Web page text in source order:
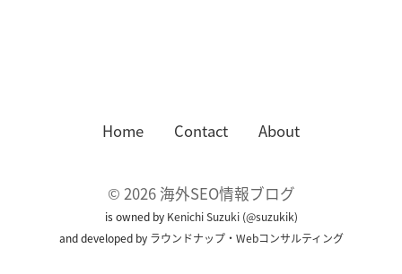
Home Contact About
© 2026 海外SEO情報ブログ
is owned by Kenichi Suzuki(@suzukik)
and developed by ラウンドナップ・Webコンサルティング